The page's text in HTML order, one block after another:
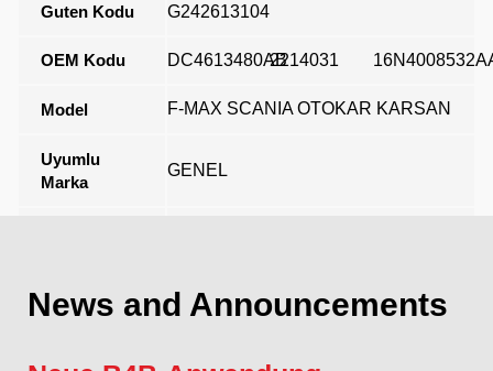
Guten Kodu G242613104
OEM Kodu DC4613480AB2214031
Model F-MAX SCANIA OTOKAR KARSAN
Uyumlu
Marka
GENEL
News and Announcements